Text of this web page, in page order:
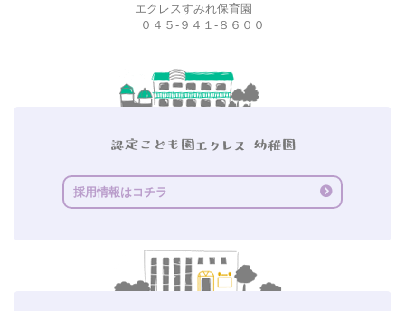
エクレスすみれ保育園
０４５-９４１-８６００
採用情報はコチラ